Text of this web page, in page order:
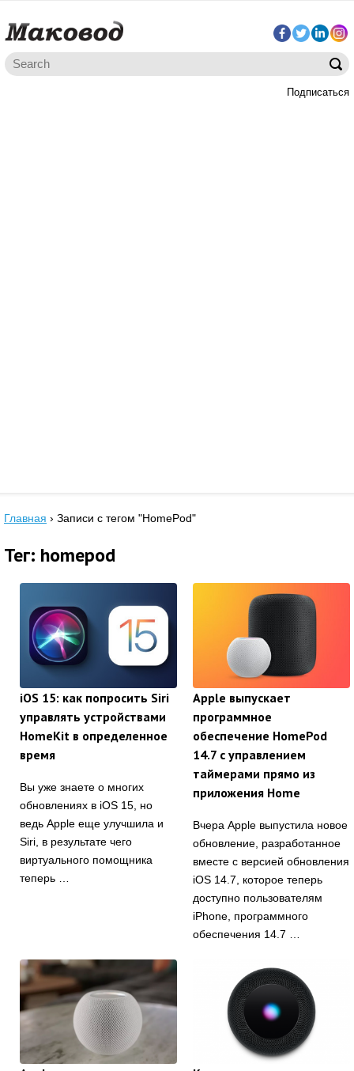
Подписаться
Главная › Записи с тегом "HomePod"
Тег: homepod
iOS 15: как попросить Siri
управлять устройствами
HomeKit в определенное
время
Вы уже знаете о многих
обновлениях в iOS 15, но
ведь Apple еще улучшила и
Siri, в результате чего
виртуального помощника
теперь …
Apple выпускает
программное
обеспечение HomePod
14.7 с управлением
таймерами прямо из
приложения Home
Вчера Apple выпустила новое
обновление, разработанное
вместе с версией обновления
iOS 14.7, которое теперь
доступно пользователям
iPhone, программного
обеспечения 14.7 …